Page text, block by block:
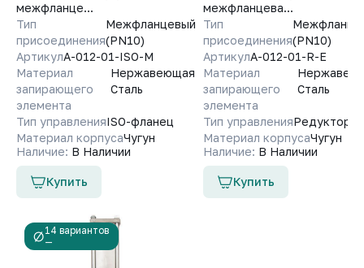
межфланце...
Тип
присоединения
Межфланцевый
(PN10)
АртикулA-012-01-ISO-М
Материал
запирающего
элемента
Нержавеющая
Сталь
Тип управленияISO-фланец
Материал корпусаЧугун
Наличие: В Наличии
Купить
межфланцева...
Тип
присоединения(PN10)
АртикулA-012-01-R-E
Материал
запирающего
элемента
Сталь
Тип управленияРедуктор
Материал корпусаЧугун
Наличие: В Наличии
Купить
14 вариантов
—